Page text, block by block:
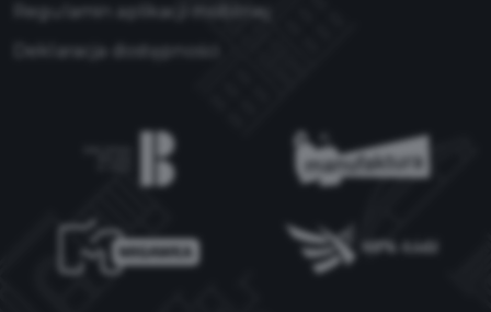
Regulamin aplikacji mobilnej
Deklaracja dostępności